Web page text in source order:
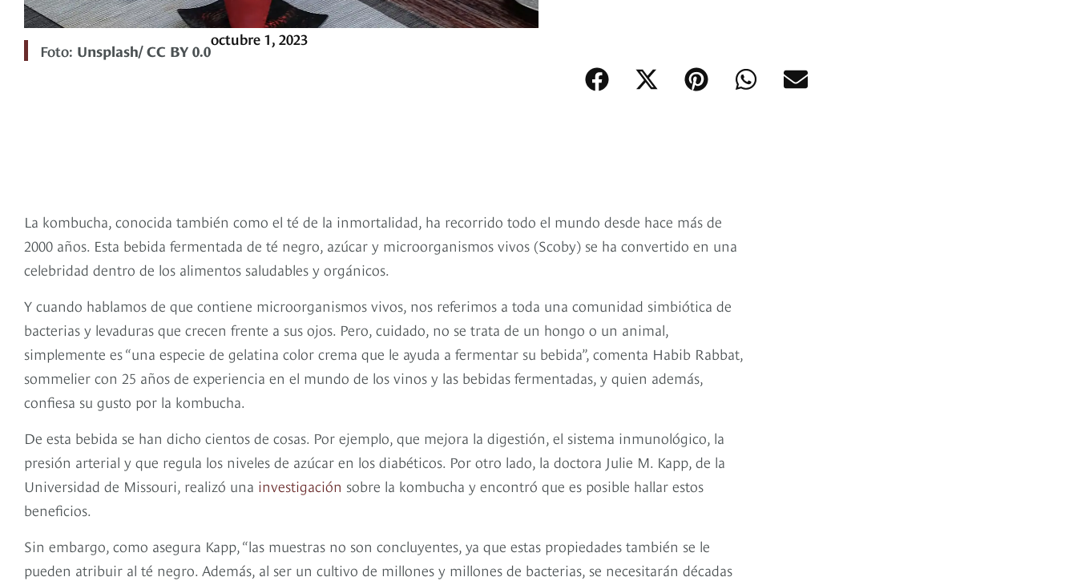
Foto: Unsplash/ CC BY 0.0
octubre 1, 2023
La kombucha, conocida también como el té de la inmortalidad, ha recorrido todo el mundo desde hace más de
2000 años. Esta bebida fermentada de té negro, azúcar y microorganismos vivos (Scoby) se ha convertido en una
celebridad dentro de los alimentos saludables y orgánicos.
Y cuando hablamos de que contiene microorganismos vivos, nos referimos a toda una comunidad simbiótica de
bacterias y levaduras que crecen frente a sus ojos. Pero, cuidado, no se trata de un hongo o un animal,
simplemente es “una especie de gelatina color crema que le ayuda a fermentar su bebida”, comenta Habib Rabbat,
sommelier con 25 años de experiencia en el mundo de los vinos y las bebidas fermentadas, y quien además,
confiesa su gusto por la kombucha.
De esta bebida se han dicho cientos de cosas. Por ejemplo, que mejora la digestión, el sistema inmunológico, la
presión arterial y que regula los niveles de azúcar en los diabéticos. Por otro lado, la doctora Julie M. Kapp, de la
Universidad de Missouri, realizó una investigación sobre la kombucha y encontró que es posible hallar estos
beneficios.
Sin embargo, como asegura Kapp, “las muestras no son concluyentes, ya que estas propiedades también se le
pueden atribuir al té negro. Además, al ser un cultivo de millones y millones de bacterias, se necesitarán décadas